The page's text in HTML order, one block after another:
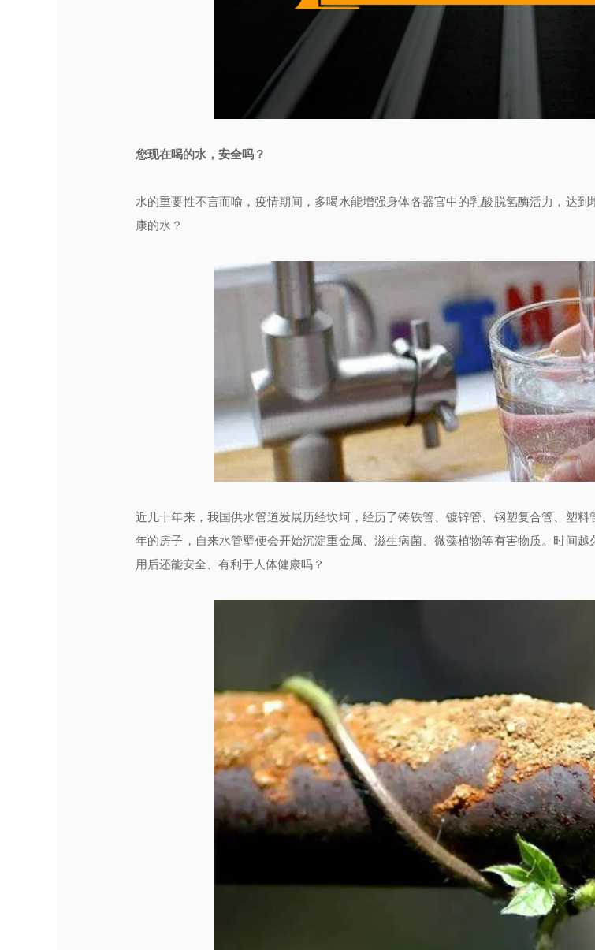
您现在喝的水，安全吗？
水的重要性不言而喻，疫情期间，多喝水能增强身体各器官中的乳酸脱氢酶活力，达
康的水？
近几十年来，我国供水管道发展历经坎坷，经历了铸铁管、镀锌管、钢塑复合管、塑
年的房子，自来水管壁便会开始沉淀重金属、滋生病菌、微藻植物等有害物质。时间
用后还能安全、有利于人体健康吗？